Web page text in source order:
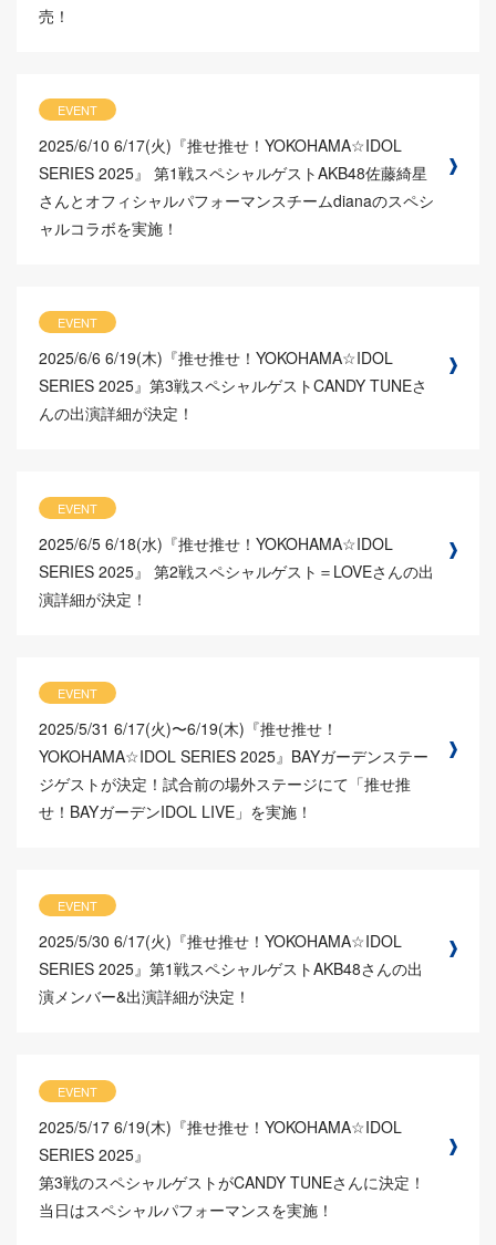
売！
EVENT
2025/6/10 6/17(火)『推せ推せ！YOKOHAMA☆IDOL
SERIES 2025』 第1戦スペシャルゲストAKB48佐藤綺星
さんとオフィシャルパフォーマンスチームdianaのスペシ
ャルコラボを実施！
EVENT
2025/6/6 6/19(木)『推せ推せ！YOKOHAMA☆IDOL
SERIES 2025』第3戦スペシャルゲストCANDY TUNEさ
んの出演詳細が決定！
EVENT
2025/6/5 6/18(水)『推せ推せ！YOKOHAMA☆IDOL
SERIES 2025』 第2戦スペシャルゲスト＝LOVEさんの出
演詳細が決定！
EVENT
2025/5/31 6/17(火)〜6/19(木)『推せ推せ！
YOKOHAMA☆IDOL SERIES 2025』BAYガーデンステー
ジゲストが決定！試合前の場外ステージにて「推せ推
せ！BAYガーデンIDOL LIVE」を実施！
EVENT
2025/5/30 6/17(火)『推せ推せ！YOKOHAMA☆IDOL
SERIES 2025』第1戦スペシャルゲストAKB48さんの出
演メンバー&出演詳細が決定！
EVENT
2025/5/17 6/19(木)『推せ推せ！YOKOHAMA☆IDOL
SERIES 2025』
第3戦のスペシャルゲストがCANDY TUNEさんに決定！
当日はスペシャルパフォーマンスを実施！